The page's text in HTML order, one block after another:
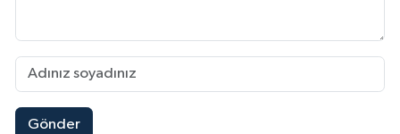
Gönder